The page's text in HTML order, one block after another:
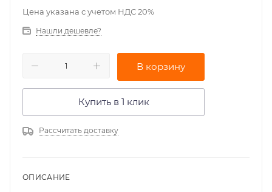
Цена указана с учетом НДС 20%
Нашли дешевле?
В корзину
Купить в 1 клик
Рассчитать доставку
ОПИСАНИЕ